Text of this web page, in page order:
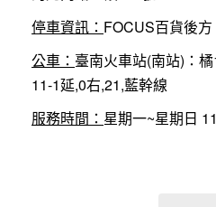
停車資訊： FOCUS百貨後方
公車： 臺南火車站(南站)：
11-1延,0右,21,藍幹線
服務時間： 星期一~星期日